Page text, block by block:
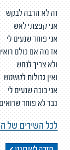
זה לא הרבה לבקש
אני קפצתי לאש
אני פוחד שנעים לי
אז מה אם כולם
ולא צריך לנחש
ואין גבולות לטשטש
אני בוכה שנעים לי
כבר לא פוחד
לכל השירים של